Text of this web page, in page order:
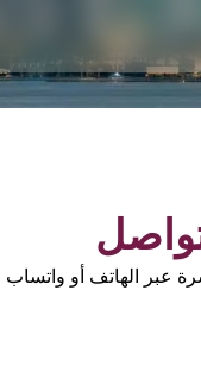
عبر الهاتف أو